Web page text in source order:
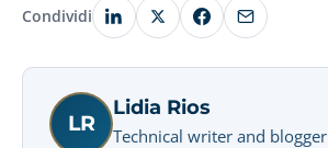
Condividi
LR
Lidia Rios
Technical writer and